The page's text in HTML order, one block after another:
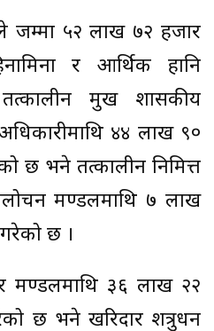
जम्मा ५२ लाख ७२ हजार
र आर्थिक हानि
प्रमुख प्रशासकीय
४४ लाख ९०
छ भने तत्कालीन निमित्त
मण्डलमाथि ७ लाख
छ ।
मण्डलमाथि ३६ लाख २२
छ भने खरिदार शत्रुधन